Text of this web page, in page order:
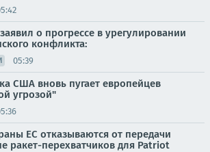
о прогрессе в урегулировании
конфликта:
05:39
США вновь пугает европейцев
угрозой"
ЕС отказываются от передачи
ракет-перехватчиков для Patriot